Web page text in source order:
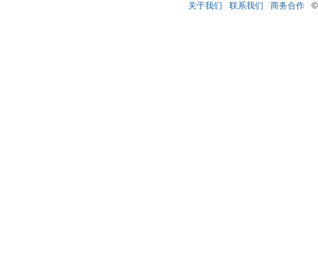
关于我们 联系我们 商务合作